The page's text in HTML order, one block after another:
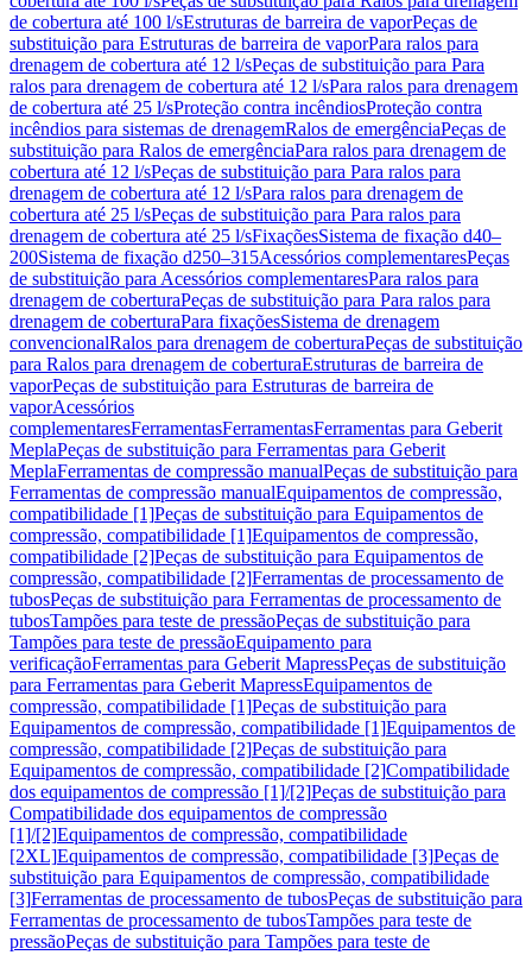
de cobertura até 100 l/sEstruturas de barreira de vaporPeças de
substituição para Estruturas de barreira de vaporPara ralos para
drenagem de cobertura até 12 l/sPeças de substituição para Para
ralos para drenagem de cobertura até 12 l/sPara ralos para drenagem
de cobertura até 25 l/sProteção contra incêndiosProteção contra
incêndios para sistemas de drenagemRalos de emergênciaPeças de
substituição para Ralos de emergênciaPara ralos para drenagem de
cobertura até 12 l/sPeças de substituição para Para ralos para
drenagem de cobertura até 12 l/sPara ralos para drenagem de
cobertura até 25 l/sPeças de substituição para Para ralos para
drenagem de cobertura até 25 l/sFixaçõesSistema de fixação d40–
200Sistema de fixação d250–315Acessórios complementaresPeças
de substituição para Acessórios complementaresPara ralos para
drenagem de coberturaPeças de substituição para Para ralos para
drenagem de coberturaPara fixaçõesSistema de drenagem
convencionalRalos para drenagem de coberturaPeças de substituição
para Ralos para drenagem de coberturaEstruturas de barreira de
vaporPeças de substituição para Estruturas de barreira de
vaporAcessórios
complementaresFerramentasFerramentasFerramentas para Geberit
MeplaPeças de substituição para Ferramentas para Geberit
MeplaFerramentas de compressão manualPeças de substituição para
Ferramentas de compressão manualEquipamentos de compressão,
compatibilidade [1]Peças de substituição para Equipamentos de
compressão, compatibilidade [1]Equipamentos de compressão,
compatibilidade [2]Peças de substituição para Equipamentos de
compressão, compatibilidade [2]Ferramentas de processamento de
tubosPeças de substituição para Ferramentas de processamento de
tubosTampões para teste de pressãoPeças de substituição para
Tampões para teste de pressãoEquipamento para
verificaçãoFerramentas para Geberit MapressPeças de substituição
para Ferramentas para Geberit MapressEquipamentos de
compressão, compatibilidade [1]Peças de substituição para
Equipamentos de compressão, compatibilidade [1]Equipamentos de
compressão, compatibilidade [2]Peças de substituição para
Equipamentos de compressão, compatibilidade [2]Compatibilidade
dos equipamentos de compressão [1]/[2]Peças de substituição para
Compatibilidade dos equipamentos de compressão
[1]/[2]Equipamentos de compressão, compatibilidade
[2XL]Equipamentos de compressão, compatibilidade [3]Peças de
substituição para Equipamentos de compressão, compatibilidade
[3]Ferramentas de processamento de tubosPeças de substituição para
Ferramentas de processamento de tubosTampões para teste de
pressãoPeças de substituição para Tampões para teste de